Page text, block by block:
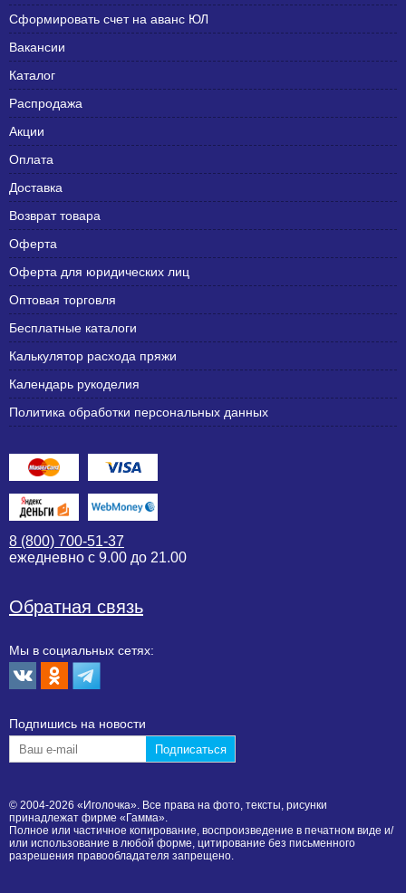
Сформировать счет на аванс ЮЛ
Вакансии
Каталог
Распродажа
Акции
Оплата
Доставка
Возврат товара
Оферта
Оферта для юридических лиц
Оптовая торговля
Бесплатные каталоги
Калькулятор расхода пряжи
Календарь рукоделия
Политика обработки персональных данных
8 (800) 700-51-37
ежедневно с 9.00 до 21.00
Обратная связь
Мы в социальных сетях:
Подпишиcь на новости
© 2004-2026 «Иголочка». Все права на фото, тексты, рисунки
принадлежат фирме «Гамма».
Полное или частичное копирование, воспроизведение в печатном виде и/
или использование в любой форме, цитирование без письменного
разрешения правообладателя запрещено.